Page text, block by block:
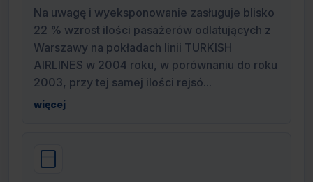
Na uwagę i wyeksponowanie zasługuje blisko
22 % wzrost ilości pasażerów odlatujących z
Warszawy na pokładach linii TURKISH
AIRLINES w 2004 roku, w porównaniu do roku
2003, przy tej samej ilości rejsó...
więcej